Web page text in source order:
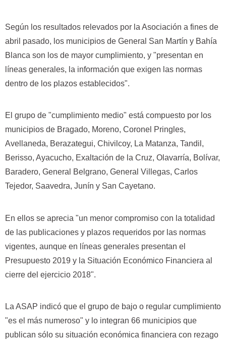
Según los resultados relevados por la Asociación a fines de
abril pasado, los municipios de General San Martín y Bahía
Blanca son los de mayor cumplimiento, y "presentan en
líneas generales, la información que exigen las normas
dentro de los plazos establecidos".
El grupo de "cumplimiento medio" está compuesto por los
municipios de Bragado, Moreno, Coronel Pringles,
Avellaneda, Berazategui, Chivilcoy, La Matanza, Tandil,
Berisso, Ayacucho, Exaltación de la Cruz, Olavarría, Bolívar,
Baradero, General Belgrano, General Villegas, Carlos
Tejedor, Saavedra, Junín y San Cayetano.
En ellos se aprecia "un menor compromiso con la totalidad
de las publicaciones y plazos requeridos por las normas
vigentes, aunque en líneas generales presentan el
Presupuesto 2019 y la Situación Económico Financiera al
cierre del ejercicio 2018".
La ASAP indicó que el grupo de bajo o regular cumplimiento
"es el más numeroso" y lo integran 66 municipios que
publican sólo su situación económica financiera con rezago